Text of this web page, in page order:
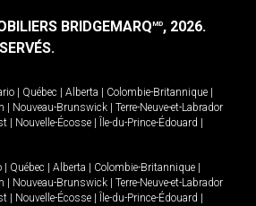
BRIDGEMARQMD, 2026.
Québec Alberta Colombie-Britannique
Nouveau-Brunswick
Terre-Neuve-et-Labrador
Nouvelle-Écosse Île-du-Prince-Édouard
Québec Alberta Colombie-Britannique
Nouveau-Brunswick
Terre-Neuve-et-Labrador
Nouvelle-Écosse Île-du-Prince-Édouard